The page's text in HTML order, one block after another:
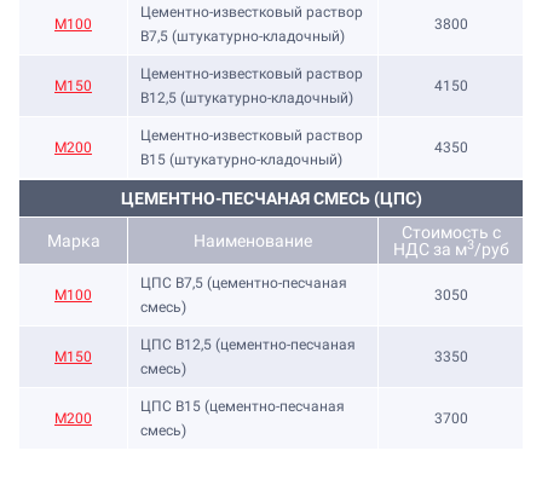
М100
Цементно-известковый раствор
B7,5 (штукатурно-кладочный)
3800
М150
Цементно-известковый раствор
B12,5 (штукатурно-кладочный)
4150
М200
Цементно-известковый раствор
B15 (штукатурно-кладочный)
4350
ЦЕМЕНТНО-ПЕСЧАНАЯ СМЕСЬ (ЦПС)
Марка Наименование
Стоимость с
НДС за м3/руб
М100
ЦПС В7,5 (цементно-песчаная
смесь)
3050
М150
ЦПС В12,5 (цементно-песчаная
смесь)
3350
М200
ЦПС В15 (цементно-песчаная
смесь)
3700